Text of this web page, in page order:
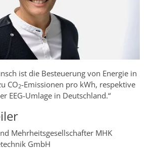
ist die Besteuerung von Energie in
CO2-Emissionen pro kWh, respektive
EEG-Umlage in Deutschland.“
Mehrheitsgesellschafter MHK
GmbH